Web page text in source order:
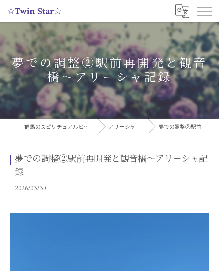
夢での調整②駅前再開発と観音
橋〜アリーシャ記録
群馬のスピリチュアルヒーリングサロンなら実績多数の☆Twin Star☆ アリーシャのスピリチュアルブログ 夢での調整②駅前再開発と観音橋〜アリーシャ記録
夢での調整②駅前再開発と観音橋〜アリーシャ記
録
2026/03/30